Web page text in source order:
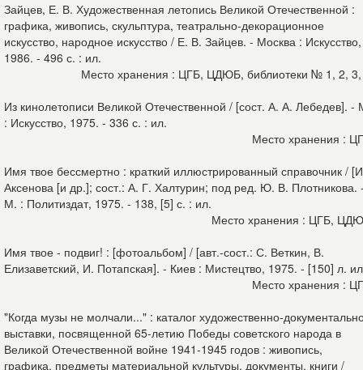
Зайцев, Е. В. Художественная летопись Великой Отечественной :
графика, живопись, скульптура, театрально-декорационное
искусство, народное искусство / Е. В. Зайцев. - Москва : Искусство,
1986. - 496 с. : ил.
Место хранения : ЦГБ, ЦДЮБ, библиотеки № 1, 2,
Из кинолетописи Великой Отечественной / [сост. А. А. Лебедев]. -
: Искусство, 1975. - 336 с. : ил.
Место хранения :
Имя твое бессмертно : краткий иллюстрированный справочник /
Аксенова [и др.]; сост.: А. Г. Халтурин; под ред. Ю. В. Плотникова.
М. : Политиздат, 1975. - 138, [5] с. : ил.
Место хранения : ЦГБ,
Имя твое - подвиг! : [фотоальбом] / [авт.-сост.: С. Веткин, В.
Елизаветский, И. Потапская]. - Киев : Мистецтво, 1975. - [150] л.
Место хранения :
"Когда музы не молчали..." : каталог художественно-
выставки, посвященной 65-летию Победы советского народа в
Великой Отечественной войне 1941-1945 годов : живопись,
графика, предметы материальной культуры, документы, книги /